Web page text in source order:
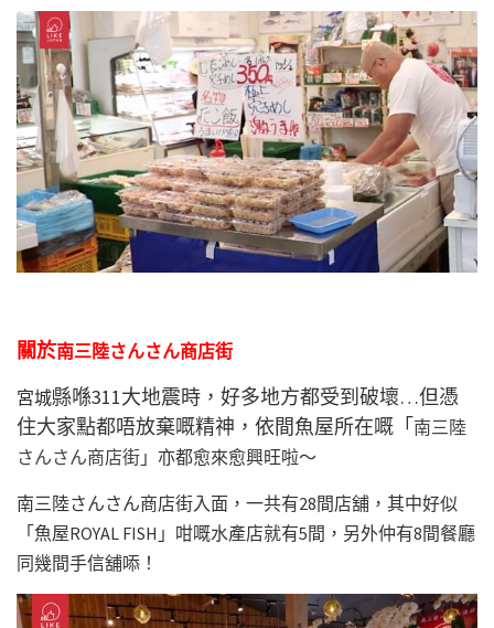
關於南三陸さんさん商店街
宮城縣喺311大地震時，好多地方都受到破壞…但憑
住大家點都唔放棄嘅精神，依間魚屋所在嘅「南三陸
さんさん商店街 」亦都愈來愈興旺啦～
南三陸さんさん商店街入面，一共有28間店舖，其中好似
「魚屋ROYAL FISH」咁嘅水產店就有5間，另外仲有8間餐廳
同幾間手信舖㖭！